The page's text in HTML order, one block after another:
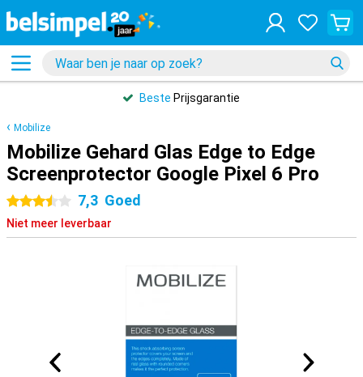
Beste Prijsgarantie
Mobilize
Mobilize Gehard Glas Edge to Edge
Screenprotector Google Pixel 6 Pro
3.5 sterren
7,3 Goed
Niet meer leverbaar